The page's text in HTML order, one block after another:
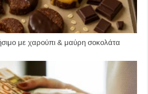
με χαρούπι & μαύρη σοκολάτα